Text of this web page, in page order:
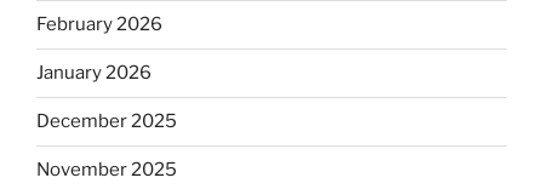
February 2026
January 2026
December 2025
November 2025